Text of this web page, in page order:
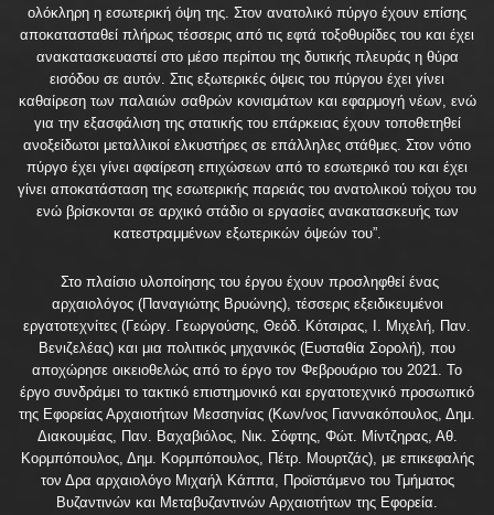
ολόκληρη η εσωτερική όψη της. Στον ανατολικό πύργο έχουν επίσης
αποκατασταθεί πλήρως τέσσερις από τις εφτά τοξοθυρίδες του και έχει
ανακατασκευαστεί στο μέσο περίπου της δυτικής πλευράς η θύρα
εισόδου σε αυτόν. Στις εξωτερικές όψεις του πύργου έχει γίνει
καθαίρεση των παλαιών σαθρών κονιαμάτων και εφαρμογή νέων, ενώ
για την εξασφάλιση της στατικής του επάρκειας έχουν τοποθετηθεί
ανοξείδωτοι μεταλλικοί ελκυστήρες σε επάλληλες στάθμες. Στον νότιο
πύργο έχει γίνει αφαίρεση επιχώσεων από το εσωτερικό του και έχει
γίνει αποκατάσταση της εσωτερικής παρειάς του ανατολικού τοίχου του
ενώ βρίσκονται σε αρχικό στάδιο οι εργασίες ανακατασκευής των
κατεστραμμένων εξωτερικών όψεών του”.
Στο πλαίσιο υλοποίησης του έργου έχουν προσληφθεί ένας
αρχαιολόγος (Παναγιώτης Βρυώνης), τέσσερις εξειδικευμένοι
εργατοτεχνίτες (Γεώργ. Γεωργούσης, Θεόδ. Κότσιρας, Ι. Μιχελή, Παν.
Βενιζελέας) και μια πολιτικός μηχανικός (Ευσταθία Σορολή), που
αποχώρησε οικειοθελώς από το έργο τον Φεβρουάριο του 2021. Το
έργο συνδράμει το τακτικό επιστημονικό και εργατοτεχνικό προσωπικό
της Εφορείας Αρχαιοτήτων Μεσσηνίας (Κων/νος Γιαννακόπουλος, Δημ.
Διακουμέας, Παν. Βαχαβιόλος, Νικ. Σόφτης, Φώτ. Μίντζηρας, Αθ.
Κορμπόπουλος, Δημ. Κορμπόπουλος, Πέτρ. Μουρτζάς), με επικεφαλής
τον Δρα αρχαιολόγο Μιχαήλ Κάππα, Προϊστάμενο του Τμήματος
Βυζαντινών και Μεταβυζαντινών Αρχαιοτήτων της Εφορεία.